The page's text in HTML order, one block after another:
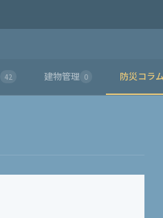
42 建物管理 0 防災コラム